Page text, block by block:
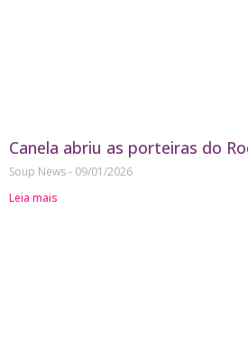
Canela abriu as porteiras do
Soup News
09/01/2026
Leia mais